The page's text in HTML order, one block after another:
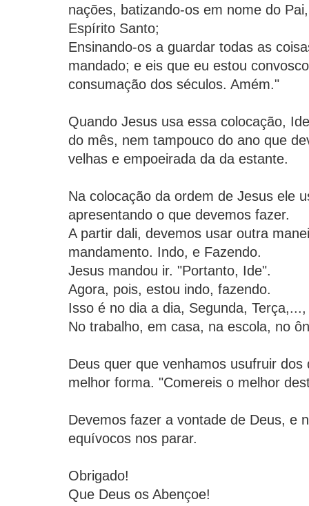
nações, batizando-os em nome do
Espírito Santo;
Ensinando-os a guardar todas as
mandado; e eis que eu estou
consumação dos séculos. Amém."
Quando Jesus usa essa colocação,
do mês, nem tampouco do ano que
velhas e empoeirada da da estante.
Na colocação da ordem de Jesus ele
apresentando o que devemos fazer.
A partir dali, devemos usar outra
mandamento. Indo, e Fazendo.
Jesus mandou ir. "Portanto, Ide".
Agora, pois, estou indo, fazendo.
Isso é no dia a dia, Segunda,
No trabalho, em casa, na escola, no
Deus quer que venhamos usufruir
melhor forma. "Comereis o melhor
Devemos fazer a vontade de Deus, e
equívocos nos parar.
Obrigado!
Que Deus os Abençoe!